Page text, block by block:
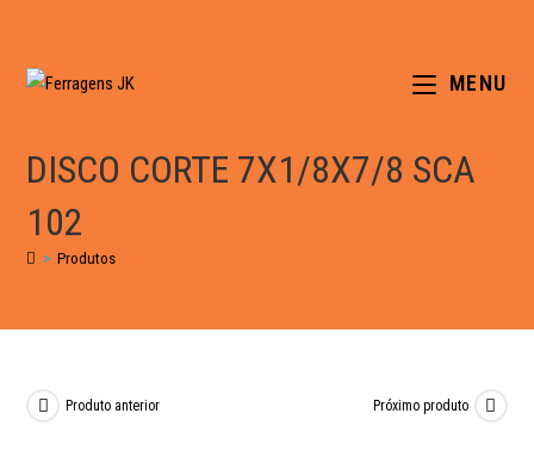
MENU
DISCO CORTE 7X1/8X7/8 SCA
102
> Produtos
Produto anterior Próximo produto